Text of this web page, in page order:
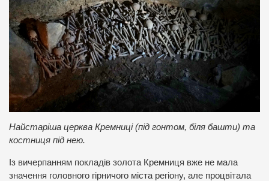
Найстаріша церква Кремниці (під гонтом, біля башти) та
костниця під нею.
Із вичерпанням покладів золота Кремниця вже не мала
значення головного гірничого міста регіону, але процвітала